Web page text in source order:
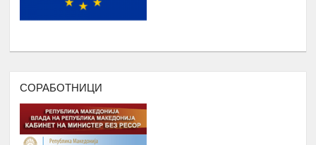
АПЛИКАЦИЈА ЗА РЕГИСТРИРАЊЕ
НА СИТЕ СТУДЕНТИ И КОРИСНИЦИ
8.
НА УНИЈА НА МЛАДИ НА
РОМАВЕРЗИТАС
Дебати, номинација и наградување
на најдобрите студенти на
СОРАБОТНИЦИ